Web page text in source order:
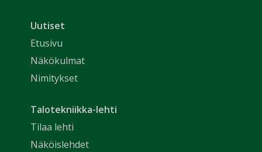
Uutiset
Etusivu
Näkökulmat
Nimitykset
Talotekniikka-lehti
Tilaa lehti
Näköislehdet